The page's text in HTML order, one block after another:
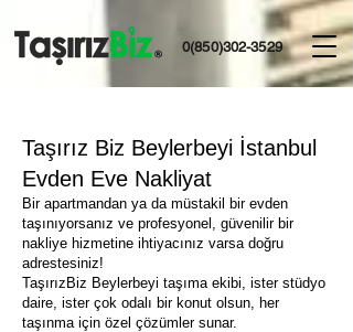
0(850)302-3529
Taşırız Biz Beylerbeyi İstanbul
Evden Eve Nakliyat
Bir apartmandan ya da müstakil bir evden
taşınıyorsanız ve profesyonel, güvenilir bir
nakliye hizmetine ihtiyacınız varsa doğru
adrestesiniz!
TaşırızBiz Beylerbeyi taşıma ekibi, ister stüdyo
daire, ister çok odalı bir konut olsun, her
taşınma için özel çözümler sunar.